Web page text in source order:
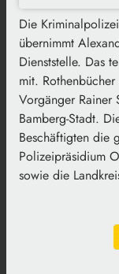
Die
übernimmt
Dienststelle. Das
mit.
Vorgänger Rainer
Bamberg-Stadt.
Beschäftigten die
Polizeipräsidium
sowie die